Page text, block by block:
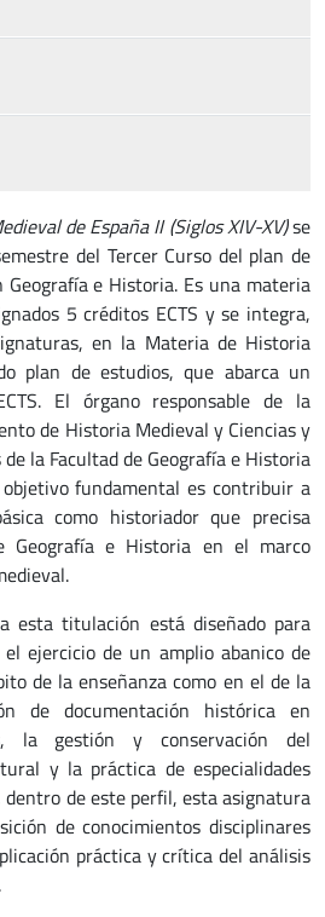
de España II (Siglos XIV-XV)se
del Tercer Curso del plan de
Geografía e Historia. Es una materia
5 créditos ECTS y se integra,
en la Materia de Historia
plan de estudios, que abarca un
El órgano responsable de la
de Historia Medieval y Ciencias y
la Facultad de Geografía e Historia
fundamental es contribuir a
como historiador que precisa
Geografía e Historia en el marco
esta titulación está diseñado para
ejercicio de un amplio abanico de
de la enseñanza como en el de la
de documentación histórica en
la gestión y conservación del
y la práctica de especialidades
de este perfil, esta asignatura
de conocimientos disciplinares
práctica y crítica del análisis